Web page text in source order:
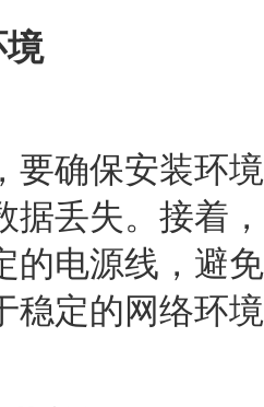
境
确保安装环境
据丢失。接着
的电源线，避
稳定的网络环